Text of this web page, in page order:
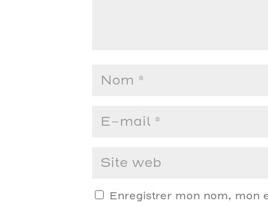
Enregistrer mon nom, mon